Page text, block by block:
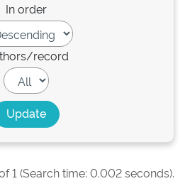
In order
record
1 (Search time: 0.002 seconds).